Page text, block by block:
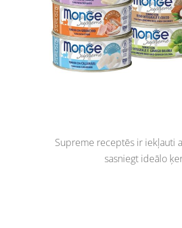
Supreme receptēs ir iekļauti
sasniegt ideālo